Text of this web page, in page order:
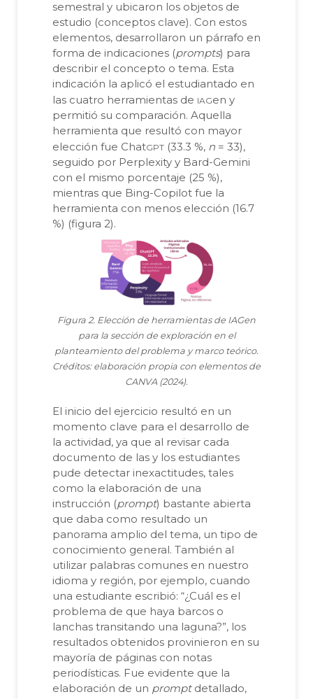
semestral y ubicaron los objetos de
estudio (conceptos clave). Con estos
elementos, desarrollaron un párrafo en
forma de indicaciones (prompts) para
describir el concepto o tema. Esta
indicación la aplicó el estudiantado en
las cuatro herramientas de iagen y
permitió su comparación. Aquella
herramienta que resultó con mayor
elección fue Chatgpt (33.3 %, n = 33),
seguido por Perplexity y Bard-Gemini
con el mismo porcentaje (25 %),
mientras que Bing-Copilot fue la
herramienta con menos elección (16.7
%) (figura 2).
Figura 2. Elección de herramientas de IAGen
para la sección de exploración en el
planteamiento del problema y marco teórico.
Créditos: elaboración propia con elementos de
CANVA (2024).
El inicio del ejercicio resultó en un
momento clave para el desarrollo de
la actividad, ya que al revisar cada
documento de las y los estudiantes
pude detectar inexactitudes, tales
como la elaboración de una
instrucción (prompt) bastante abierta
que daba como resultado un
panorama amplio del tema, un tipo de
conocimiento general. También al
utilizar palabras comunes en nuestro
idioma y región, por ejemplo, cuando
una estudiante escribió: “¿Cuál es el
problema de que haya barcos o
lanchas transitando una laguna?”, los
resultados obtenidos provinieron en su
mayoría de páginas con notas
periodísticas. Fue evidente que la
elaboración de un promptdetallado,